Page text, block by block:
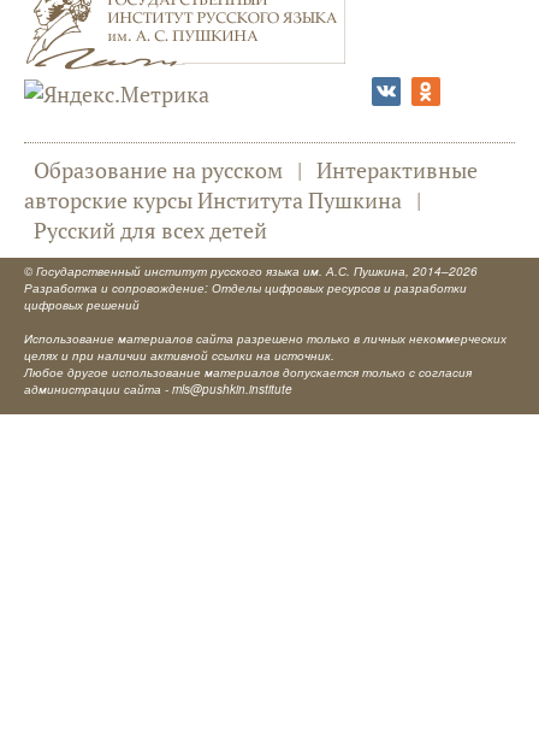
Образование на русском | Интерактивные
авторские курсы Института Пушкина |
Русский для всех детей
© Государственный институт русского языка им. А.С. Пушкина, 2014–2026
Разработка и сопровождение: Отделы цифровых ресурсов и разработки
цифровых решений
Использование материалов сайта разрешено только в личных некоммерческих
целях и при наличии активной ссылки на источник.
Любое другое использование материалов допускается только с согласия
администрации сайта - mls@pushkin.institute